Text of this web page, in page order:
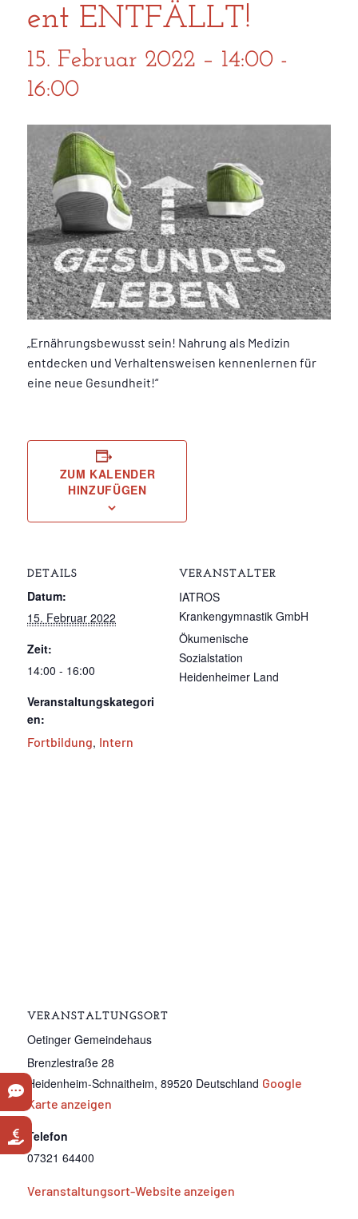
ent ENTFÄLLT!
15. Februar 2022 – 14:00 -
16:00
„Ernährungsbewusst sein! Nahrung als Medizin
entdecken und Verhaltensweisen kennenlernen für
eine neue Gesundheit!“
ZUM KALENDER
HINZUFÜGEN
DETAILS
Datum:
15. Februar 2022
Zeit:
14:00 - 16:00
Veranstaltungskategori
en:
Fortbildung, Intern
VERANSTALTER
IATROS
Krankengymnastik GmbH
Ökumenische
Sozialstation
Heidenheimer Land
VERANSTALTUNGSORT
Oetinger Gemeindehaus
Brenzlestraße 28
Heidenheim-Schnaitheim, 89520 Deutschland Google
Karte anzeigen
Telefon
07321 64400
Veranstaltungsort-Website anzeigen